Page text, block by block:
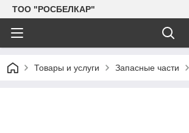
TOO "РОСБЕЛКАР"
Товары и услуги Запасные части